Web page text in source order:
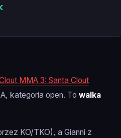
MMA 3: Santa Clout
kategoria open. To walka
KO/TKO), a Gianni z